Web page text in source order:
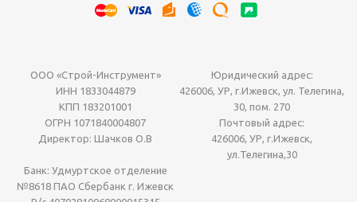
ООО «Строй-Инструмент»
ИНН 1833044879
КПП 183201001
ОГРН 1071840004807
Директор: Шачков О.В
Юридический адрес:
426006, УР, г.Ижевск, ул. Телегина,
30, пом. 270
Почтовый адрес:
426006, УР, г.Ижевск,
ул.Телегина,30
Банк: Удмуртское отделение
№8618 ПАО Сбербанк г. Ижевск